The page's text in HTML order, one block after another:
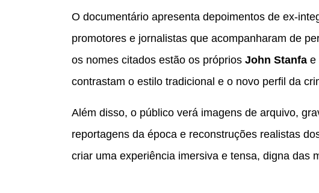
O documentário apresenta depoimentos de ex-
promotores e jornalistas que acompanharam de
os nomes citados estão os próprios John Stanfae
contrastam o estilo tradicional e o novo perfil da
Além disso, o público verá imagens de arquivo,
reportagens da época e reconstruções realistas
criar uma experiência imersiva e tensa, digna das